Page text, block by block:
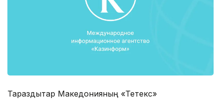
Тараздықтар Македонияның «Тетекс»